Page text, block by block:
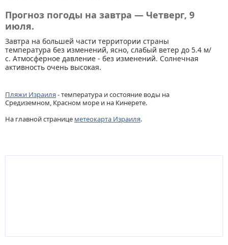
Прогноз погоды на завтра — Четверг, 9
июля.
Завтра на большей части территории страны
температура без изменений, ясно, слабый ветер до 5.4 м/
с. Атмосферное давление - без изменений. Солнечная
активность очень высокая.
Пляжи Израиля- температура и состояние воды на
Средиземном, Красном море и на Кинерете.
На главной странице метеокарта Израиля.